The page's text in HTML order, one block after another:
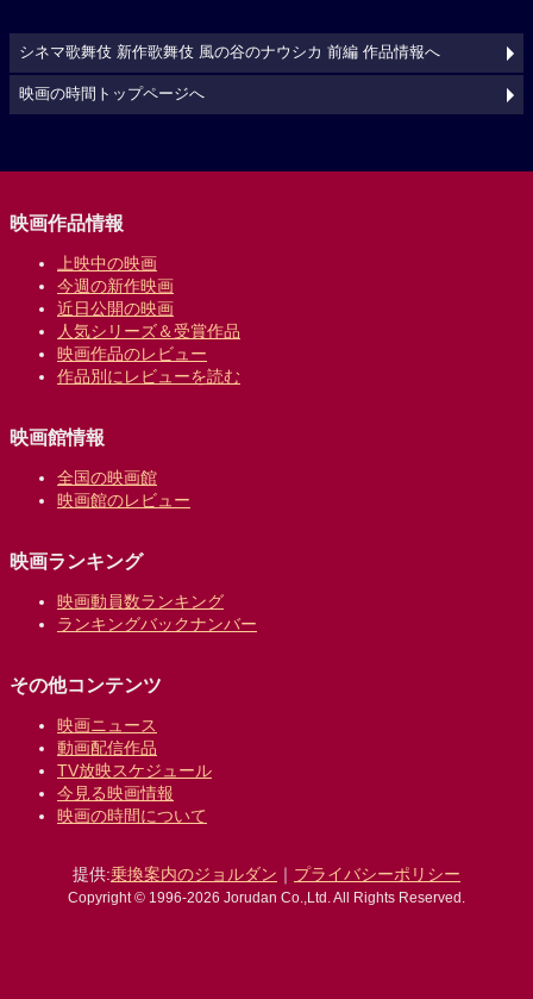
シネマ歌舞伎 新作歌舞伎 風の谷のナウシカ 前編 作品情報へ
映画の時間トップページへ
映画作品情報
上映中の映画
今週の新作映画
近日公開の映画
人気シリーズ＆受賞作品
映画作品のレビュー
作品別にレビューを読む
映画館情報
全国の映画館
映画館のレビュー
映画ランキング
映画動員数ランキング
ランキングバックナンバー
その他コンテンツ
映画ニュース
動画配信作品
TV放映スケジュール
今見る映画情報
映画の時間について
提供:乗換案内のジョルダン ｜ プライバシーポリシー
Copyright © 1996-2026 Jorudan Co.,Ltd. All Rights Reserved.